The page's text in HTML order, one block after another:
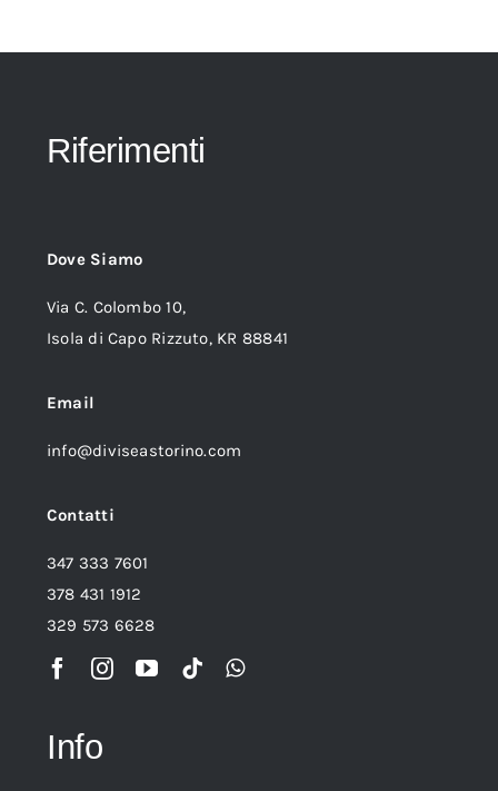
Riferimenti
Dove Siamo
Via C. Colombo 10,
Isola di Capo Rizzuto, KR 88841
Email
info@diviseastorino.com
Contatti
347 333 7601
378 431 1912
329 573 6628
Info